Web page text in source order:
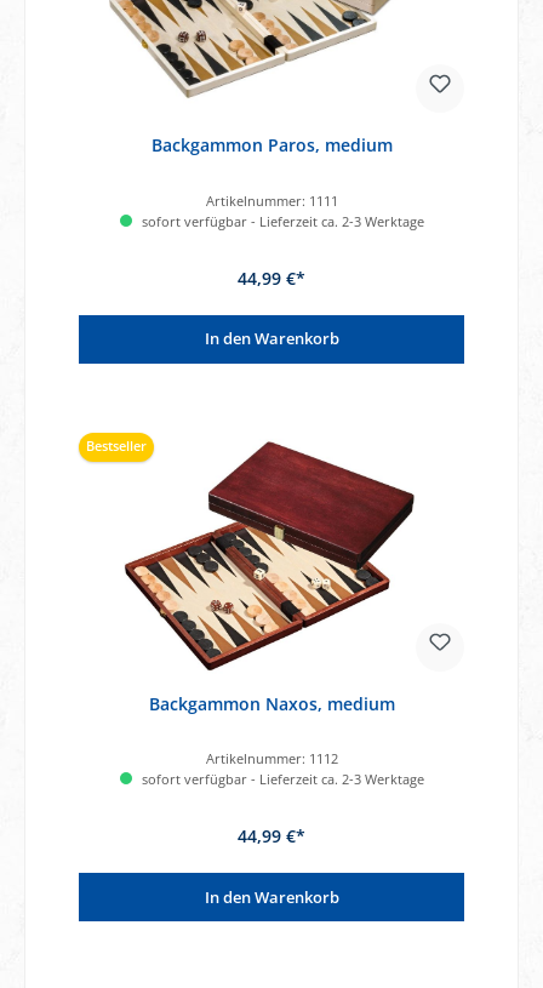
Backgammon Paros, medium
Artikelnummer: 1111
sofort verfügbar - Lieferzeit ca. 2-3 Werktage
44,99 €*
In den Warenkorb
Bestseller
Backgammon Naxos, medium
Artikelnummer: 1112
sofort verfügbar - Lieferzeit ca. 2-3 Werktage
44,99 €*
In den Warenkorb